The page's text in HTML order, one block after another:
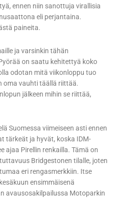
ennen niin sanottuja virallisia
eli perjantaina.
paineita.
ja varsinkin tähän
on saatu kehitettyä koko
odotan mitä viikonloppu tuo
oma vauhti täällä riittää.
jälkeen mihin se riittää,
Suomessa viimeiseen asti ennen
tärkeät ja hyvät, koska IDM-
ajaa Pirellin renkailla. Tämä on
Bridgestonen tilalle, joten
eri rengasmerkkiin. Itse
ensimmäisenä
avausosakilpailussa Motoparkin